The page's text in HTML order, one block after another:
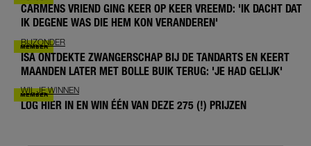
CARMENS VRIEND GING KEER OP KEER VREEMD: 'IK DACHT DAT
IK DEGENE WAS DIE HEM KON VERANDEREN'
BIJZONDER
ISA ONTDEKTE ZWANGERSCHAP BIJ DE TANDARTS EN KEERT
MAANDEN LATER MET BOLLE BUIK TERUG: 'JE HAD GELIJK'
WIL JE WINNEN
LOG HIER IN EN WIN ÉÉN VAN DEZE 275 (!) PRIJZEN